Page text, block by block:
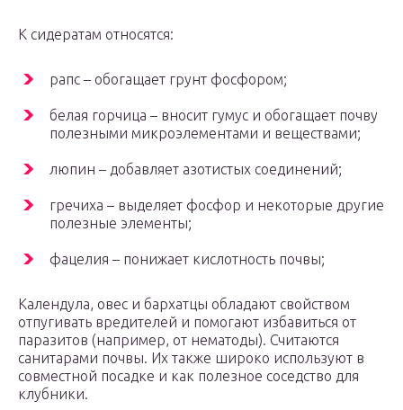
К сидератам относятся:
рапс – обогащает грунт фосфором;
белая горчица – вносит гумус и обогащает почву
полезными микроэлементами и веществами;
люпин – добавляет азотистых соединений;
гречиха – выделяет фосфор и некоторые другие
полезные элементы;
фацелия – понижает кислотность почвы;
Календула, овес и бархатцы обладают свойством
отпугивать вредителей и помогают избавиться от
паразитов (например, от нематоды). Считаются
санитарами почвы. Их также широко используют в
совместной посадке и как полезное соседство для
клубники.